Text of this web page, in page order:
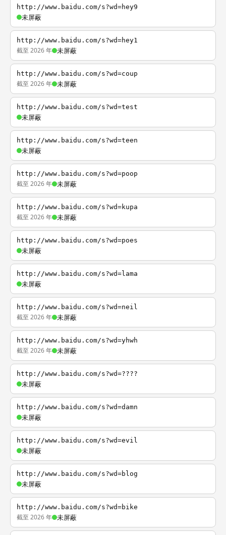
http://www.baidu.com/s?wd=hey9
未屏蔽
http://www.baidu.com/s?wd=hey1
截至 2026 年 未屏蔽
http://www.baidu.com/s?wd=coup
截至 2026 年 未屏蔽
http://www.baidu.com/s?wd=test
未屏蔽
http://www.baidu.com/s?wd=teen
未屏蔽
http://www.baidu.com/s?wd=poop
截至 2026 年 未屏蔽
http://www.baidu.com/s?wd=kupa
截至 2026 年 未屏蔽
http://www.baidu.com/s?wd=poes
未屏蔽
http://www.baidu.com/s?wd=lama
未屏蔽
http://www.baidu.com/s?wd=neil
截至 2026 年 未屏蔽
http://www.baidu.com/s?wd=yhwh
截至 2026 年 未屏蔽
http://www.baidu.com/s?wd=????
未屏蔽
http://www.baidu.com/s?wd=damn
未屏蔽
http://www.baidu.com/s?wd=evil
未屏蔽
http://www.baidu.com/s?wd=blog
未屏蔽
http://www.baidu.com/s?wd=bike
截至 2026 年 未屏蔽